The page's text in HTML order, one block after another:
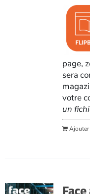
page,
sera
votre
un
Ajouter